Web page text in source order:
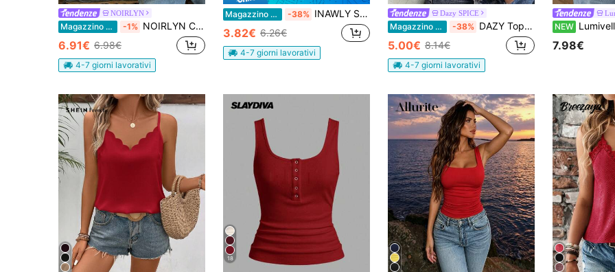
NOIRLYN
Magazzino EU -1% NOIRLYN Canotta aderente sexy da donna con patchwork in pizzo, stile Y2K, rossa, casual, primavera/estate
6.91€ 6.98€
4-7 giorni lavorativi
Magazzino EU -38% INAWLY Solva Canotta aderente casual monocromatica da donna
3.82€ 6.26€
4-7 giorni lavorativi
Dazy SPICE
Magazzino EU -38% DAZY Top casual arancione senza maniche con fiocco in pizzo a contrasto per donne, stile Y2K estivo da scuola
5.00€ 8.14€
4-7 giorni lavorativi
NEW Lumivelle
7.98€
18